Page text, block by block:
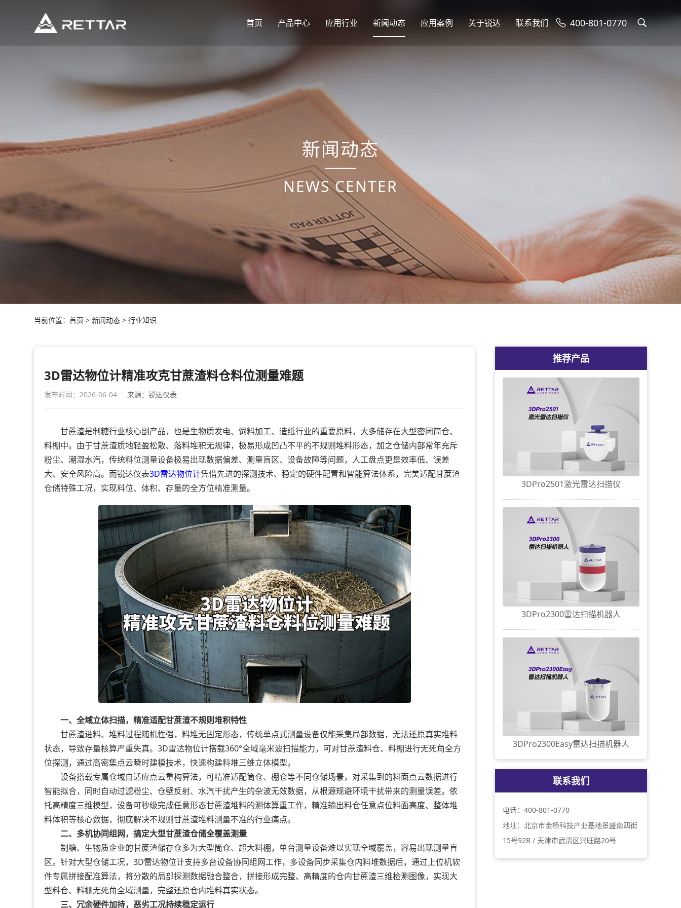
首页 产品中心 应用行业 新闻动态 应用案例 关于锐达 联系我们 400-801-0770
新闻动态
NEWS CENTER
当前位置：首页 > 新闻动态 > 行业知识
3D雷达物位计精准攻克甘蔗渣料仓料位测量难题
发布时间：2026-06-04 来源：锐达仪表
甘蔗渣是制糖行业核心副产品，也是生物质发电、饲料加工、造纸行业的重要原料，大多储存在大型密闭筒仓、
料棚中。由于甘蔗渣质地轻盈松散、落料堆积无规律，极易形成凹凸不平的不规则堆料形态，加之仓储内部常年充斥
粉尘、潮湿水汽，传统料位测量设备极易出现数据偏差、测量盲区、设备故障等问题，人工盘点更是效率低、误差
大、安全风险高。而锐达仪表3D雷达物位计凭借先进的探测技术、稳定的硬件配置和智能算法体系，完美适配甘蔗渣
仓储特殊工况，实现料位、体积、存量的全方位精准测量。
一、全域立体扫描，精准适配甘蔗渣不规则堆积特性
甘蔗渣进料、堆料过程随机性强，料堆无固定形态，传统单点式测量设备仅能采集局部数据，无法还原真实堆料
状态，导致存量核算严重失真。3D雷达物位计搭载360°全域毫米波扫描能力，可对甘蔗渣料仓、料棚进行无死角全方
位探测，通过高密集点云瞬时建模技术，快速构建料堆三维立体模型。
设备搭载专属仓域自适应点云重构算法，可精准适配筒仓、棚仓等不同仓储场景，对采集到的料面点云数据进行
智能拟合，同时自动过滤粉尘、仓壁反射、水汽干扰产生的杂波无效数据，从根源规避环境干扰带来的测量误差。依
托高精度三维模型，设备可秒级完成任意形态甘蔗渣堆料的测体算重工作，精准输出料仓任意点位料面高度、整体堆
料体积等核心数据，彻底解决不规则甘蔗渣堆料测量不准的行业痛点。
二、多机协同组网，搞定大型甘蔗渣仓储全覆盖测量
制糖、生物质企业的甘蔗渣储存仓多为大型筒仓、超大料棚，单台测量设备难以实现全域覆盖，容易出现测量盲
区。针对大型仓储工况，3D雷达物位计支持多台设备协同组网工作，多设备同步采集仓内料堆数据后，通过上位机软
件专属拼接配准算法，将分散的局部探测数据融合整合，拼接形成完整、高精度的仓内甘蔗渣三维检测图像，实现大
型料仓、料棚无死角全域测量，完整还原仓内堆料真实状态。
三、冗余硬件加持，恶劣工况持续稳定运行
推荐产品
3DPro2501激光雷达扫描仪
3DPro2300雷达扫描机器人
3DPro2300Easy雷达扫描机器人
联系我们
电话：400-801-0770
地址：北京市金桥科技产业基地景盛南四街
15号92B / 天津市武清区兴旺路20号